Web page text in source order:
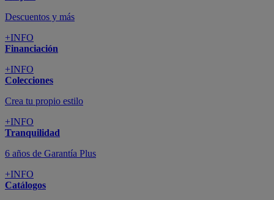
Descuentos y más
+INFO
Financiación
+INFO
Colecciones
Crea tu propio estilo
+INFO
Tranquilidad
6 años de Garantía Plus
+INFO
Catálogos